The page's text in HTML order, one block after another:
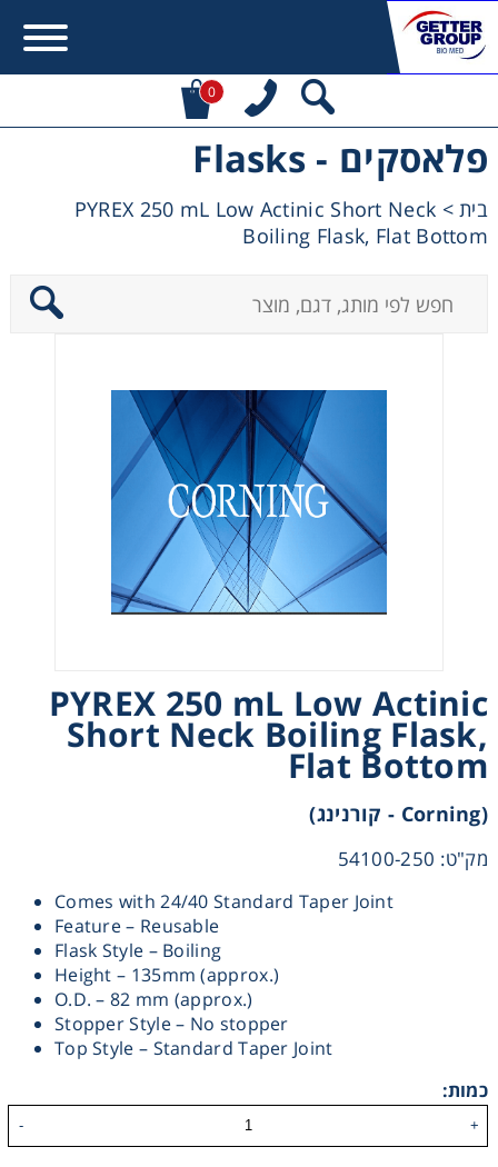
0
פלאסקים - Flasks
בית>
PYREX 250 mL Low Actinic Short Neck
Boiling Flask, Flat Bottom
PYREX 250 mL Low Actinic
Short Neck Boiling Flask,
Flat Bottom
(Corning - קורנינג)
מק"ט: 54100-250
Comes with 24/40 Standard Taper Joint
Feature – Reusable
Flask Style – Boiling
Height – 135mm (approx.)
O.D. – 82 mm (approx.)
Stopper Style – No stopper
Top Style – Standard Taper Joint
כמות:
+
-
Contact form not found.
מעונין לקבל הצעת מחיר או מידע עבור:
Concentration
Heating
Instrumentation
Pumps
Sample Preparation
Shaking & Stirring
Storage
Chromatography